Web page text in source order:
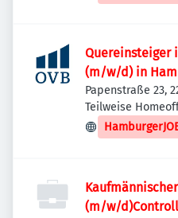
Quereinsteiger
(m/w/d) in
Papenstraße 23,
Deutschland
Teilweise
(m/w/